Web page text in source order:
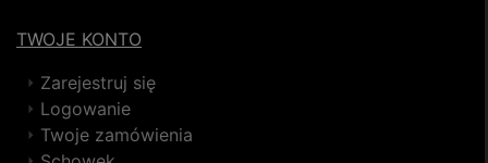
TWOJE KONTO
Zarejestruj się
Logowanie
Twoje zamówienia